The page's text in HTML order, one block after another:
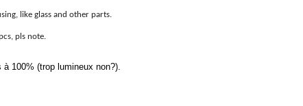
like glass and other parts.
pls note.
100% (trop lumineux non?).